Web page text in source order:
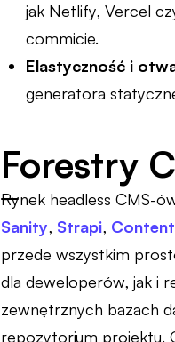
jak Netlify, Vercel
commicie.
Elastyczność i
generatora
Forestry
Rynek headless CMS-
Sanity, Strapi,
przede wszystkim
dla deweloperów, jak i
zewnętrznych bazach
repozytorium projektu.